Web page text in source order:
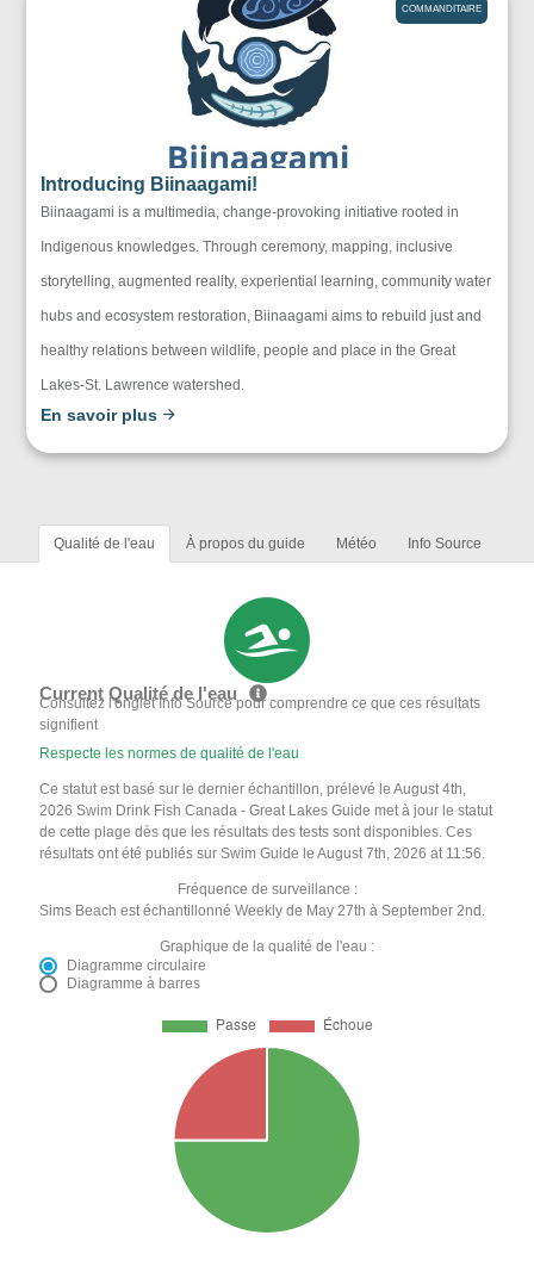
COMMANDITAIRE
Introducing Biinaagami!
Biinaagami is a multimedia, change-provoking initiative rooted in
Indigenous knowledges. Through ceremony, mapping, inclusive
storytelling, augmented reality, experiential learning, community water
hubs and ecosystem restoration, Biinaagami aims to rebuild just and
healthy relations between wildlife, people and place in the Great
Lakes-St. Lawrence watershed.
En savoir plus
Qualité de l'eau À propos du guide Météo Info Source
Current Qualité de l'eau
Consultez l'onglet Info Source pour comprendre ce que ces résultats
signifient
Respecte les normes de qualité de l'eau
Ce statut est basé sur le dernier échantillon, prélevé le August 4th,
2026 Swim Drink Fish Canada - Great Lakes Guide met à jour le statut
de cette plage dès que les résultats des tests sont disponibles. Ces
résultats ont été publiés sur Swim Guide le August 7th, 2026 at 11:56.
Fréquence de surveillance :
Sims Beach est échantillonné Weekly de May 27th à September 2nd.
Graphique de la qualité de l'eau :
Diagramme circulaire
Diagramme à barres